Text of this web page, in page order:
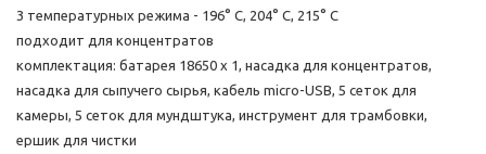
3 температурных режима - 196° C, 204° C, 215° C
подходит для концентратов
комплектация: батарея 18650 x 1, насадка для концентратов,
насадка для сыпучего сырья, кабель micro-USB, 5 сеток для
камеры, 5 сеток для мундштука, инструмент для трамбовки,
ершик для чистки